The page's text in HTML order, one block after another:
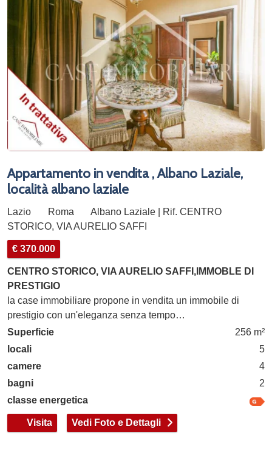
Appartamento in vendita , Albano Laziale,
località albano laziale
Lazio Roma
Albano Laziale | Rif. CENTRO
STORICO, VIA AURELIO SAFFI
€ 370.000
CENTRO STORICO, VIA AURELIO SAFFI,IMMOBLE DI
PRESTIGIO
la case immobiliare propone in vendita un immobile di
prestigio con un'eleganza senza tempo…
Superficie
256 m²
locali
5
camere
4
bagni
2
classe energetica
Visita Vedi Foto e Dettagli